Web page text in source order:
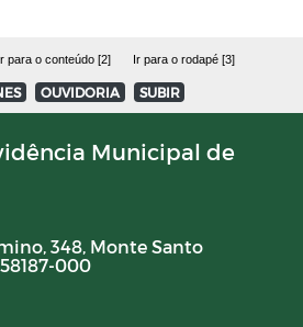
Manuais
Mensário oficial
Campanhas
para o conteúdo [2] Ir para o rodapé [3]
OUVIDORIA SUBIR
Municipal de
348, Monte Santo
000